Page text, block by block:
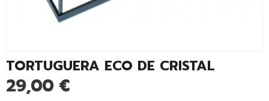
TORTUGUERA ECO DE CRISTAL
29,00 €